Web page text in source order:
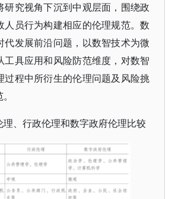
研究视角下沉到中观层面，围绕政
人员行为构建相应的伦理规范。数
代发展前沿问题，以数智技术为微
工具应用和风险防范维度，对数智
过程中所衍生的伦理问题及风险挑
、行政伦理和数字政府伦理比较